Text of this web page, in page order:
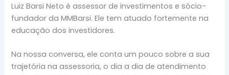
Luiz Barsi Neto é assessor de investimentos e sócio-
fundador da MMBarsi. Ele tem atuado fortemente na
educação dos investidores.
Na nossa conversa, ele conta um pouco sobre a sua
trajetória na assessoria, o dia a dia de atendimento